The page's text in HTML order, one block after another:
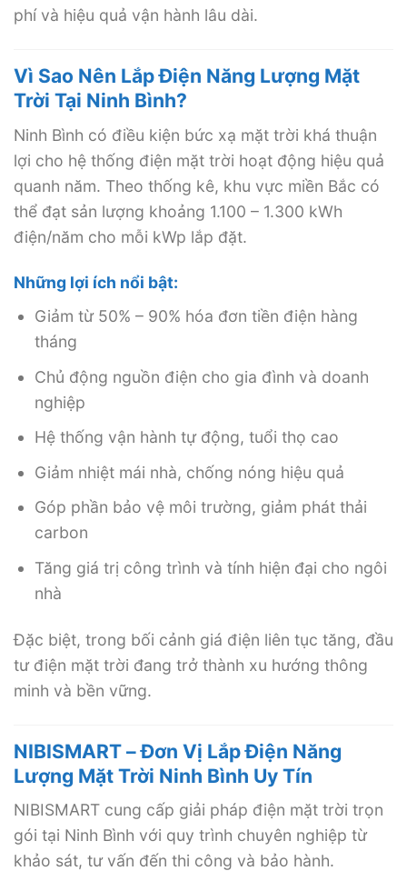
phí và hiệu quả vận hành lâu dài.
Vì Sao Nên Lắp Điện Năng Lượng Mặt
Trời Tại Ninh Bình?
Ninh Bình có điều kiện bức xạ mặt trời khá thuận
lợi cho hệ thống điện mặt trời hoạt động hiệu quả
quanh năm. Theo thống kê, khu vực miền Bắc có
thể đạt sản lượng khoảng 1.100 – 1.300 kWh
điện/năm cho mỗi kWp lắp đặt.
Những lợi ích nổi bật:
Giảm từ 50% – 90% hóa đơn tiền điện hàng
tháng
Chủ động nguồn điện cho gia đình và doanh
nghiệp
Hệ thống vận hành tự động, tuổi thọ cao
Giảm nhiệt mái nhà, chống nóng hiệu quả
Góp phần bảo vệ môi trường, giảm phát thải
carbon
Tăng giá trị công trình và tính hiện đại cho ngôi
nhà
Đặc biệt, trong bối cảnh giá điện liên tục tăng, đầu
tư điện mặt trời đang trở thành xu hướng thông
minh và bền vững.
NIBISMART – Đơn Vị Lắp Điện Năng
Lượng Mặt Trời Ninh Bình Uy Tín
NIBISMART cung cấp giải pháp điện mặt trời trọn
gói tại Ninh Bình với quy trình chuyên nghiệp từ
khảo sát, tư vấn đến thi công và bảo hành.